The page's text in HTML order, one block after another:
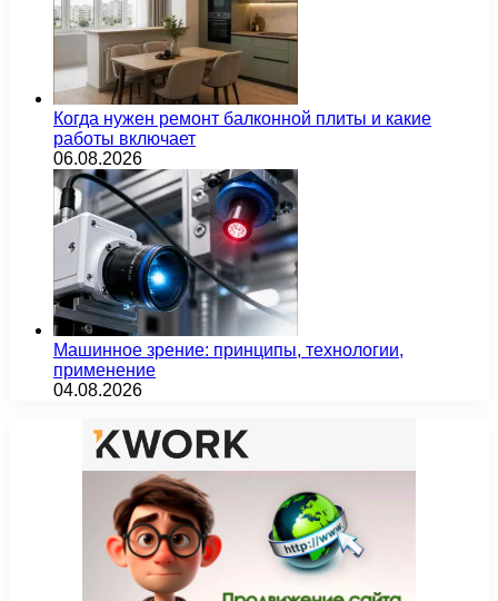
Когда нужен ремонт балконной плиты и какие
работы включает
06.08.2026
Машинное зрение: принципы, технологии,
применение
04.08.2026